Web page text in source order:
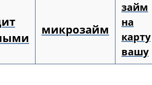
микрозайм
займ
на
карту
вашу